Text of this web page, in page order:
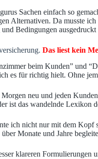
Sachen einfach so
Alternativen. Da musste
Bedingungen
Das liest kein
beim Kunden” und
es für richtig hielt. Ohne
neu und jeden
ist das wandelnde
ich nicht nur mit dem
Monate und Jahre
klareren Formulierungen